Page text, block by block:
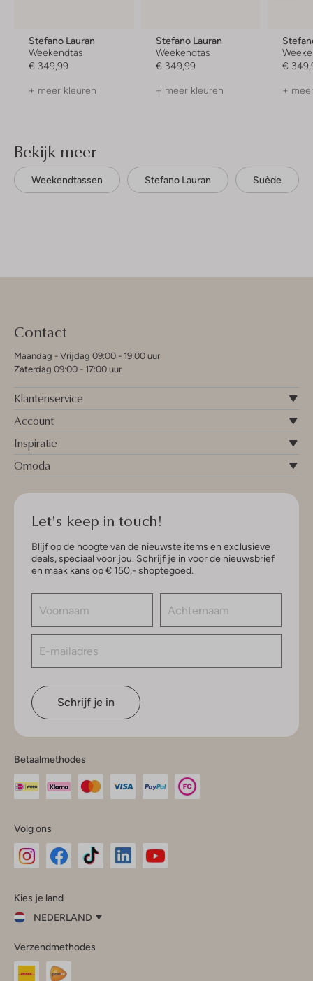
Stefano Lauran
Weekendtas
€ 349,99
+ meer kleuren
Stefano Lauran
Weekendtas
€ 349,99
+ meer kleuren
€
+
Bekijk meer
Weekendtassen Stefano Lauran Suède
Contact
Maandag - Vrijdag 09:00 - 19:00 uur
Zaterdag 09:00 - 17:00 uur
Klantenservice
Account
Inspiratie
Omoda
Let's keep in touch!
Blijf op de hoogte van de nieuwste items en exclusieve
deals, speciaal voor jou. Schrijf je in voor de nieuwsbrief
en maak kans op € 150,- shoptegoed.
Schrijf je in
Betaalmethodes
Volg ons
InstagramFacebook
Kies je land
NEDERLAND
je
land
Verzendmethodes